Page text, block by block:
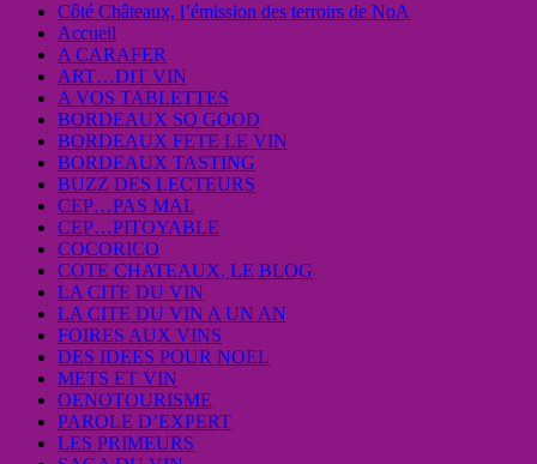
Côté Châteaux, l’émission des terroirs de NoA
Accueil
A CARAFER
ART…DIT VIN
A VOS TABLETTES
BORDEAUX SO GOOD
BORDEAUX FETE LE VIN
BORDEAUX TASTING
BUZZ DES LECTEURS
CEP…PAS MAL
CEP…PITOYABLE
COCORICO
COTE CHATEAUX, LE BLOG
LA CITE DU VIN
LA CITE DU VIN A UN AN
FOIRES AUX VINS
DES IDEES POUR NOEL
METS ET VIN
OENOTOURISME
PAROLE D’EXPERT
LES PRIMEURS